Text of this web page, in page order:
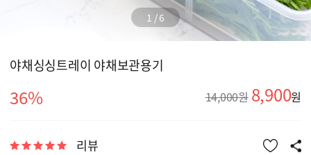
1 /6
야채싱싱트레이 야채보관용기
36% 14,000원 8,900원
리뷰